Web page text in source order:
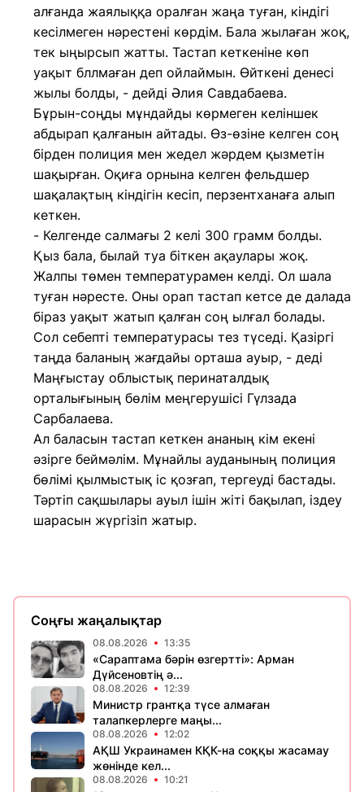
алғанда жаялыққа оралған жаңа туған, кіндігі
кесілмеген нәрестені көрдім. Бала жылаған жоқ,
тек ыңырсып жатты. Тастап кеткеніне көп
уақыт бллмаған деп ойлаймын. Өйткені денесі
жылы болды, - дейді Әлия Савдабаева.
Бұрын-соңды мұндайды көрмеген келіншек
абдырап қалғанын айтады. Өз-өзіне келген соң
бірден полиция мен жедел жәрдем қызметін
шақырған. Оқиға орнына келген фельдшер
шақалақтың кіндігін кесіп, перзентханаға алып
кеткен.
- Келгенде салмағы 2 келі 300 грамм болды.
Қыз бала, былай туа біткен ақаулары жоқ.
Жалпы төмен температурамен келді. Ол шала
туған нәресте. Оны орап тастап кетсе де далада
біраз уақыт жатып қалған соң ылғал болады.
Сол себепті температурасы тез түседі. Қазіргі
таңда баланың жағдайы орташа ауыр, - деді
Маңғыстау облыстық перинаталдық
орталығының бөлім меңгерушісі Гүлзада
Сарбалаева.
Ал баласын тастап кеткен ананың кім екені
әзірге беймәлім. Мұнайлы ауданының полиция
бөлімі қылмыстық іс қозғап, тергеуді бастады.
Тәртіп сақшылары ауыл ішін жіті бақылап, іздеу
шарасын жүргізіп жатыр.
Соңғы жаңалықтар
08.08.2026 13:35
«Сараптама бәрін өзгертті»: Арман
Дүйсеновтің ә...
08.08.2026 12:39
Министр грантқа түсе алмаған
талапкерлерге маңы...
08.08.2026 12:02
АҚШ Украинамен КҚК-на соққы жасамау
жөнінде кел...
08.08.2026 10:21